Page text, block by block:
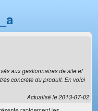
aux gestionnaires de site et
concrète du produit. En voici
Actualisé le 2013-07-02